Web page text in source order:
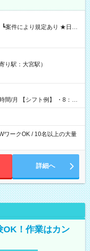
に現金GET♪ お仕事後はコ
試用期間】試
り駅：大宮駅）
・8：00
ワークOK / 10名以上の大量
詳細へ
OK！作業はカン